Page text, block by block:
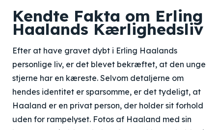
Kendte Fakta om Erling
Haalands Kærlighedsliv
Efter at have gravet dybt i Erling Haalands
personlige liv, er det blevet bekræftet, at den unge
stjerne har en kæreste. Selvom detaljerne om
hendes identitet er sparsomme, er det tydeligt, at
Haaland er en privat person, der holder sit forhold
uden for rampelyset. Fotos af Haaland med sin